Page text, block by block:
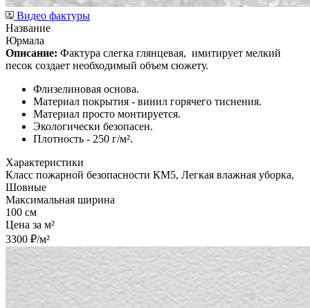
Видео фактуры
Название
Юрмала
Описание: Фактура слегка глянцевая, имитирует мелкий
песок создает необходимый объем сюжету.
Флизелиновая основа.
Материал покрытия - винил горячего тиснения.
Материал просто монтируется.
Экологически безопасен.
Плотность - 250 г/м².
Характеристики
Класс пожарной безопасности КМ5, Легкая влажная уборка,
Шовные
Максимальная ширина
100 см
Цена за м²
3300 ₽/м²